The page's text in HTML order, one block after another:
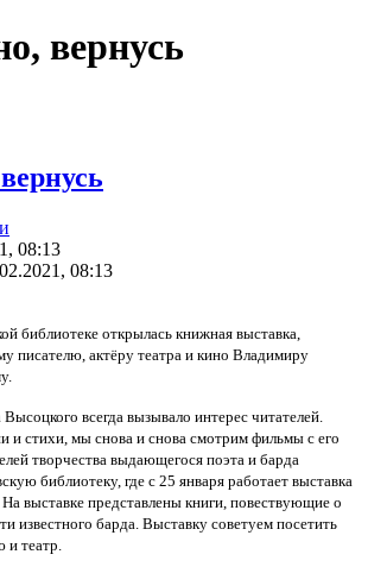
вернусь
08:13
08:13
библиотеке открылась книжная выставка,
писателю, актёру театра и кино Владимиру
всегда вызывало интерес читателей.
и стихи, мы снова и снова смотрим фильмы с его
творчества выдающегося поэта и барда
библиотеку, где с 25 января работает выставка
выставке представлены книги, повествующие о
известного барда. Выставку советуем посетить
театр.